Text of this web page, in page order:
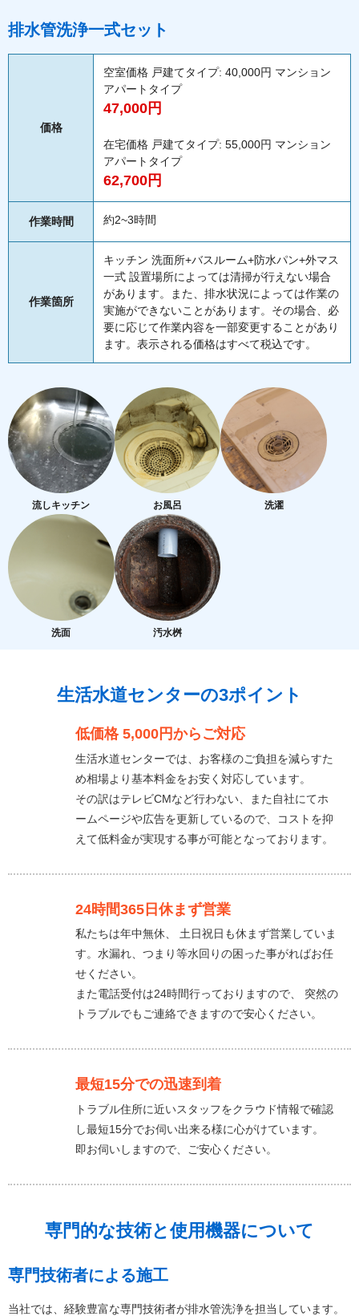
排水管洗浄一式セット
価格
空室価格 戸建てタイプ: 40,000円 マンション
アパートタイプ
47,000円
在宅価格 戸建てタイプ: 55,000円 マンション
アパートタイプ
62,700円
作業時間 約2~3時間
作業箇所
キッチン 洗面所+バスルーム+防水パン+外マス
一式 設置場所によっては清掃が行えない場合
があります。また、排水状況によっては作業の
実施ができないことがあります。その場合、必
要に応じて作業内容を一部変更することがあり
ます。表示される価格はすべて税込です。
流しキッチン お風呂 洗濯
洗面 汚水桝
生活水道センターの3ポイント
低価格 5,000円からご対応
生活水道センターでは、お客様のご負担を減らすた
め相場より基本料金をお安く対応しています。
その訳はテレビCMなど行わない、また自社にてホ
ームページや広告を更新しているので、コストを抑
えて低料金が実現する事が可能となっております。
24時間365日休まず営業
私たちは年中無休、 土日祝日も休まず営業していま
す。水漏れ、つまり等水回りの困った事がればお任
せください。
また電話受付は24時間行っておりますので、 突然の
トラブルでもご連絡できますので安心ください。
最短15分での迅速到着
トラブル住所に近いスタッフをクラウド情報で確認
し最短15分でお伺い出来る様に心がけています。
即お伺いしますので、ご安心ください。
専門的な技術と使用機器について
専門技術者による施工
当社では、経験豊富な専門技術者が排水管洗浄を担当しています。